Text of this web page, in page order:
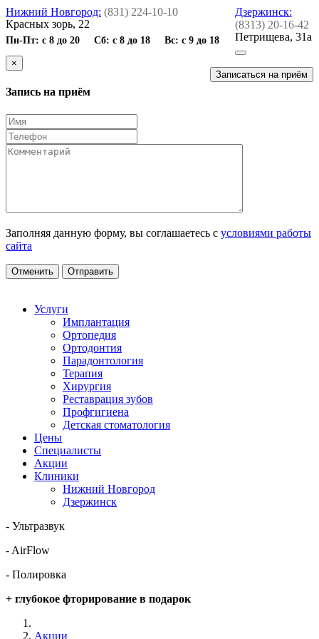
Нижний Новгород: (831) 224-10-10
Красных зорь, 22
Пн-Пт: с 8 до 20 Сб: с 8 до 18 Вс: с 9 до 18
Дзержинск:
(8313) 20-16-42
Петрищева, 31а
Записаться на приём
×
Запись на приём
Заполняя данную форму, вы соглашаетесь с условиями работы
сайта
Отменить Отправить
Услуги
Имплантация
Ортопедия
Ортодонтия
Парадонтология
Терапия
Хирургия
Реставрация зубов
Профгигиена
Детская стоматология
Цены
Специалисты
Акции
Клиники
Нижний Новгород
Дзержинск
- Ультразвук
- AirFlow
- Полировка
+ глубокое фторирование в подарок
Акции